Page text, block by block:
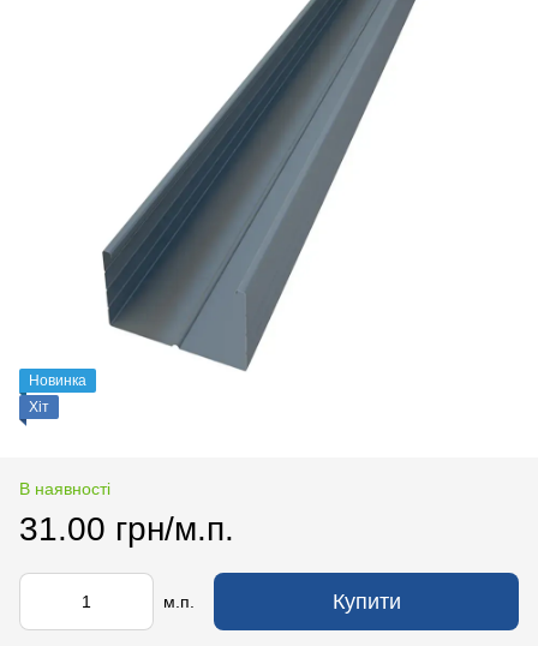
Новинка
Хіт
В наявності
31.00 грн/м.п.
м.п. Купити